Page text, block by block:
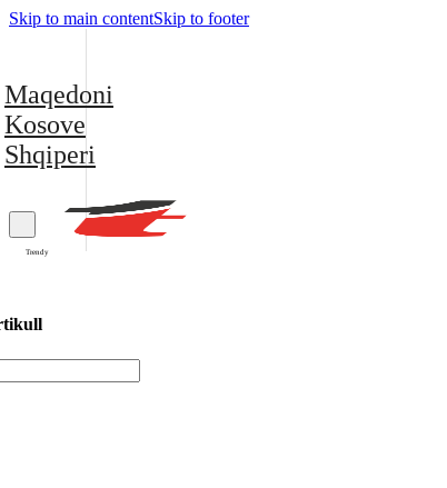
Skip to main contentSkip to footer
Maqedoni
Kosove
Shqiperi
Trendy